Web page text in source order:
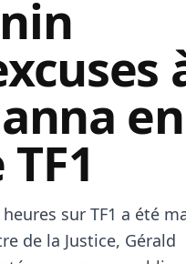
en
sur TF1 a été
de la Justice, Gérald